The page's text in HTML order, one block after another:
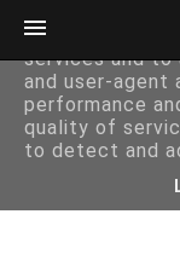
This site uses
services and to
and user-agent
performance
quality of
to detect and